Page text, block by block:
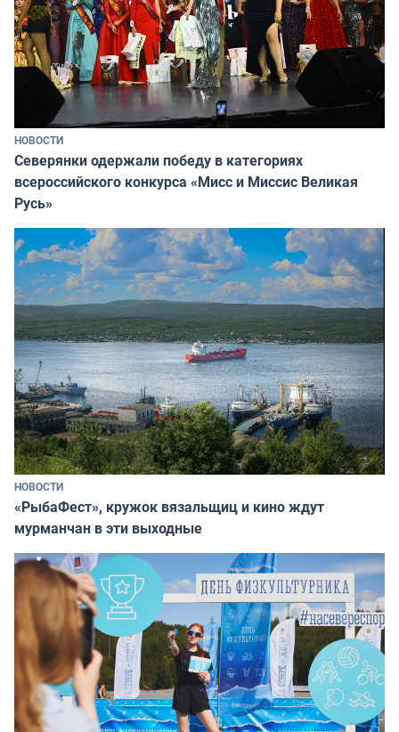
НОВОСТИ
Северянки одержали победу в категориях
всероссийского конкурса «Мисс и Миссис Великая
Русь»
НОВОСТИ
«РыбаФест», кружок вязальщиц и кино ждут
мурманчан в эти выходные